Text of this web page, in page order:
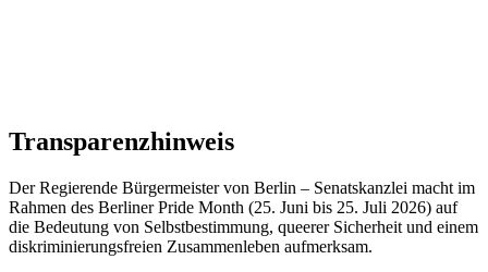
Transparenzhinweis
Der Regierende Bürgermeister von Berlin – Senatskanzlei macht im
Rahmen des Berliner Pride Month (25. Juni bis 25. Juli 2026) auf
die Bedeutung von Selbstbestimmung, queerer Sicherheit und einem
diskriminierungsfreien Zusammenleben aufmerksam.